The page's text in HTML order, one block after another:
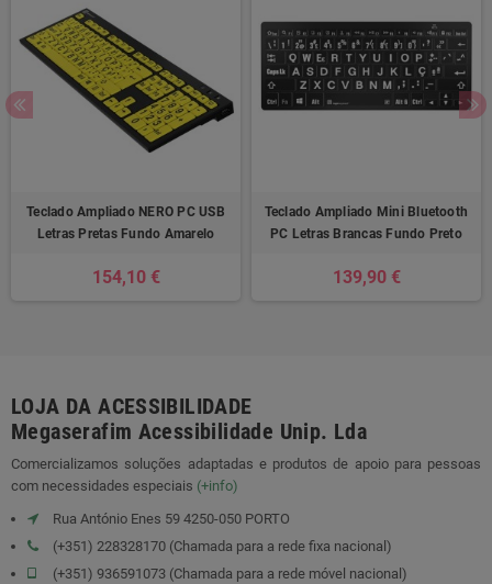
Teclado Ampliado NERO PC USB
Letras Pretas Fundo Amarelo
154,10 €
Teclado Ampliado Mini Bluetooth
PC Letras Brancas Fundo Preto
139,90 €
LOJA DA ACESSIBILIDADE
Megaserafim Acessibilidade Unip. Lda
Comercializamos soluções adaptadas e produtos de apoio para pessoas
com necessidades especiais (+info)
Rua António Enes 59 4250-050 PORTO
(+351) 228328170 (Chamada para a rede fixa nacional)
(+351) 936591073 (Chamada para a rede móvel nacional)